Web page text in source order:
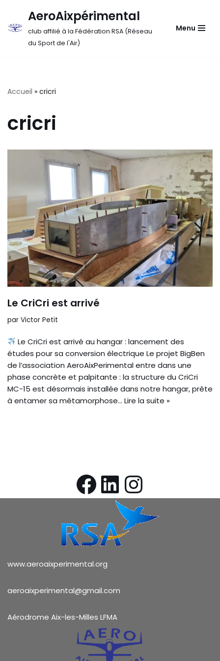
Aller
AeroAixpérimental
club affilié à la Fédération RSA (Réseau
du Sport de l'Air)
Menu
Accueil » cricri
cricri
Le CriCri est arrivé
par Victor Petit
Le CriCri est arrivé au hangar : lancement des
études pour sa conversion électrique Le projet BigBen
de l’association AeroAixPerimental entre dans une
phase concrète et palpitante : la structure du CriCri
MC-15 est désormais installée dans notre hangar, prête
à entamer sa métamorphose… Lire la suite »
www.aeroaixperimental.org
aeroaixperimental@gmail.com
Aérodrome Aix-les-Milles LFMA